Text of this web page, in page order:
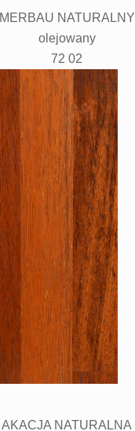
MERBAU NATURALNY
olejowany
72 02
AKACJA NATURALNA